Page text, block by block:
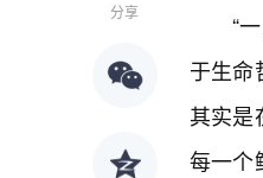
分享
“
于生命
其实是
每一个